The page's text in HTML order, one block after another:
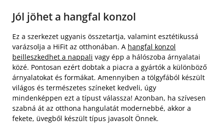
Jól jöhet a hangfal konzol
Ez a szerkezet ugyanis összetartja, valamint esztétikussá
varázsolja a HiFit az otthonában. A hangfal konzol
beilleszkedhet a nappali vagy épp a hálószoba árnyalatai
közé. Pontosan ezért dobtak a piacra a gyártók a különböző
árnyalatokat és formákat. Amennyiben a tölgyfából készült
világos és természetes színeket kedveli, úgy
mindenképpen ezt a típust válassza! Azonban, ha szívesen
szabná át az otthona hangulatát modernebbé, akkor a
fekete, üvegből készült típus javasolt Önnek.